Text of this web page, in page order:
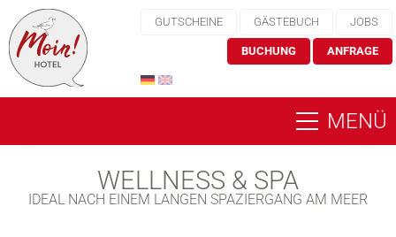
GUTSCHEINE GÄSTEBUCH JOBS
BUCHUNG ANFRAGE
MENÜ
WELLNESS & SPA
IDEAL NACH EINEM LANGEN SPAZIERGANG AM MEER